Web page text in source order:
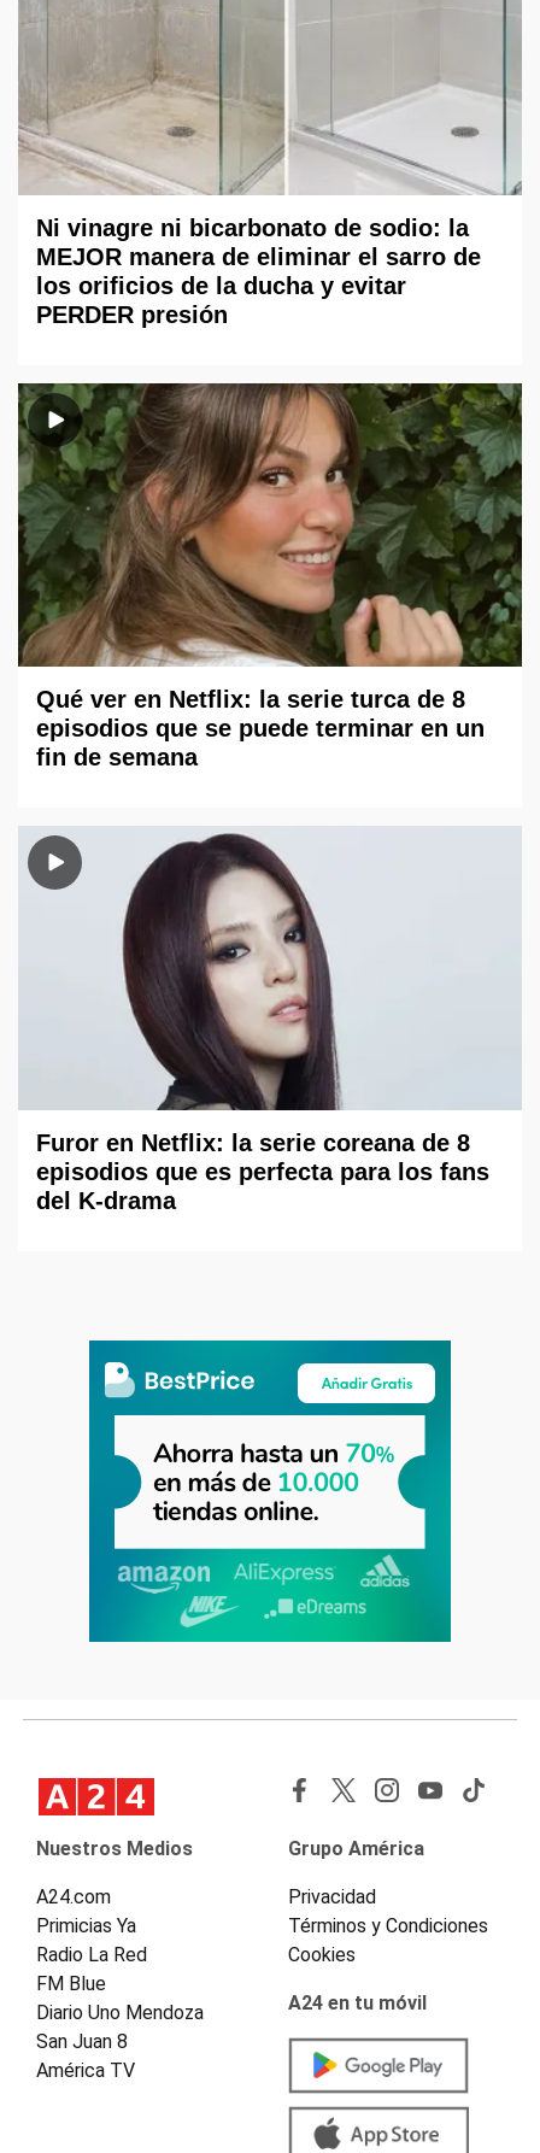
Ni vinagre ni bicarbonato de sodio: la
MEJOR manera de eliminar el sarro de
los orificios de la ducha y evitar
PERDER presión
Qué ver en Netflix: la serie turca de 8
episodios que se puede terminar en un
fin de semana
Furor en Netflix: la serie coreana de 8
episodios que es perfecta para los fans
del K-drama
Nuestros Medios
A24.com
Primicias Ya
Radio La Red
FM Blue
Diario Uno Mendoza
San Juan 8
América TV
Grupo América
Privacidad
Términos y Condiciones
Cookies
A24 en tu móvil